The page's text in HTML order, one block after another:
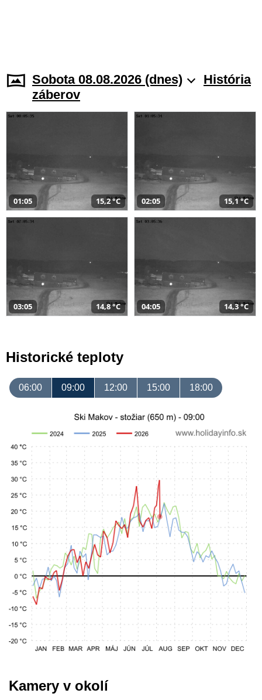
Sobota 08.08.2026 (dnes)
História
záberov
01:05 15,2 °C 02:05 15,1 °C
03:05 14,8 °C 04:05 14,3 °C
Historické teploty
06:00 09:00 12:00 15:00 18:00
Kamery v okolí